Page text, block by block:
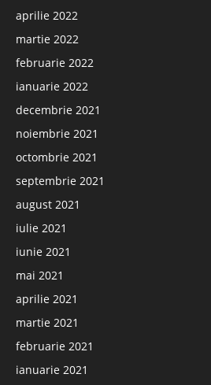
aprilie 2022
martie 2022
februarie 2022
ianuarie 2022
decembrie 2021
noiembrie 2021
octombrie 2021
septembrie 2021
august 2021
iulie 2021
iunie 2021
mai 2021
aprilie 2021
martie 2021
februarie 2021
ianuarie 2021